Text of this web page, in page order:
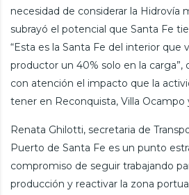
necesidad de considerar la Hidrovía
subrayó el potencial que Santa Fe
“Esta es la Santa Fe del interior que
productor un 40% solo en la carga”,
con atención el impacto que la
tener en Reconquista, Villa Ocampo
Renata Ghilotti, secretaria de
Puerto de Santa Fe es un punto
compromiso de seguir trabajando
producción y reactivar la zona